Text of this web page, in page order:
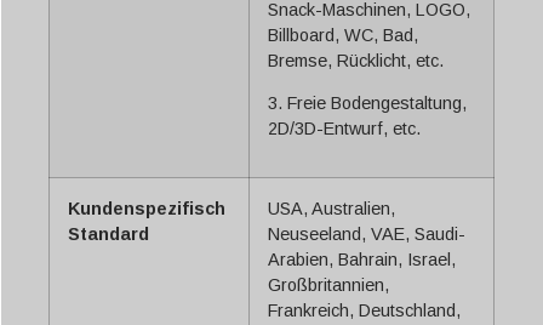
Snack-Maschinen, LOGO,
Billboard, WC, Bad,
Bremse, Rücklicht, etc.
3. Freie Bodengestaltung,
2D/3D-Entwurf, etc.
Kundenspezifisch
Standard
USA, Australien,
Neuseeland, VAE, Saudi-
Arabien, Bahrain, Israel,
Großbritannien,
Frankreich, Deutschland,